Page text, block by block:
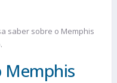
saber sobre o Memphis
Memphis